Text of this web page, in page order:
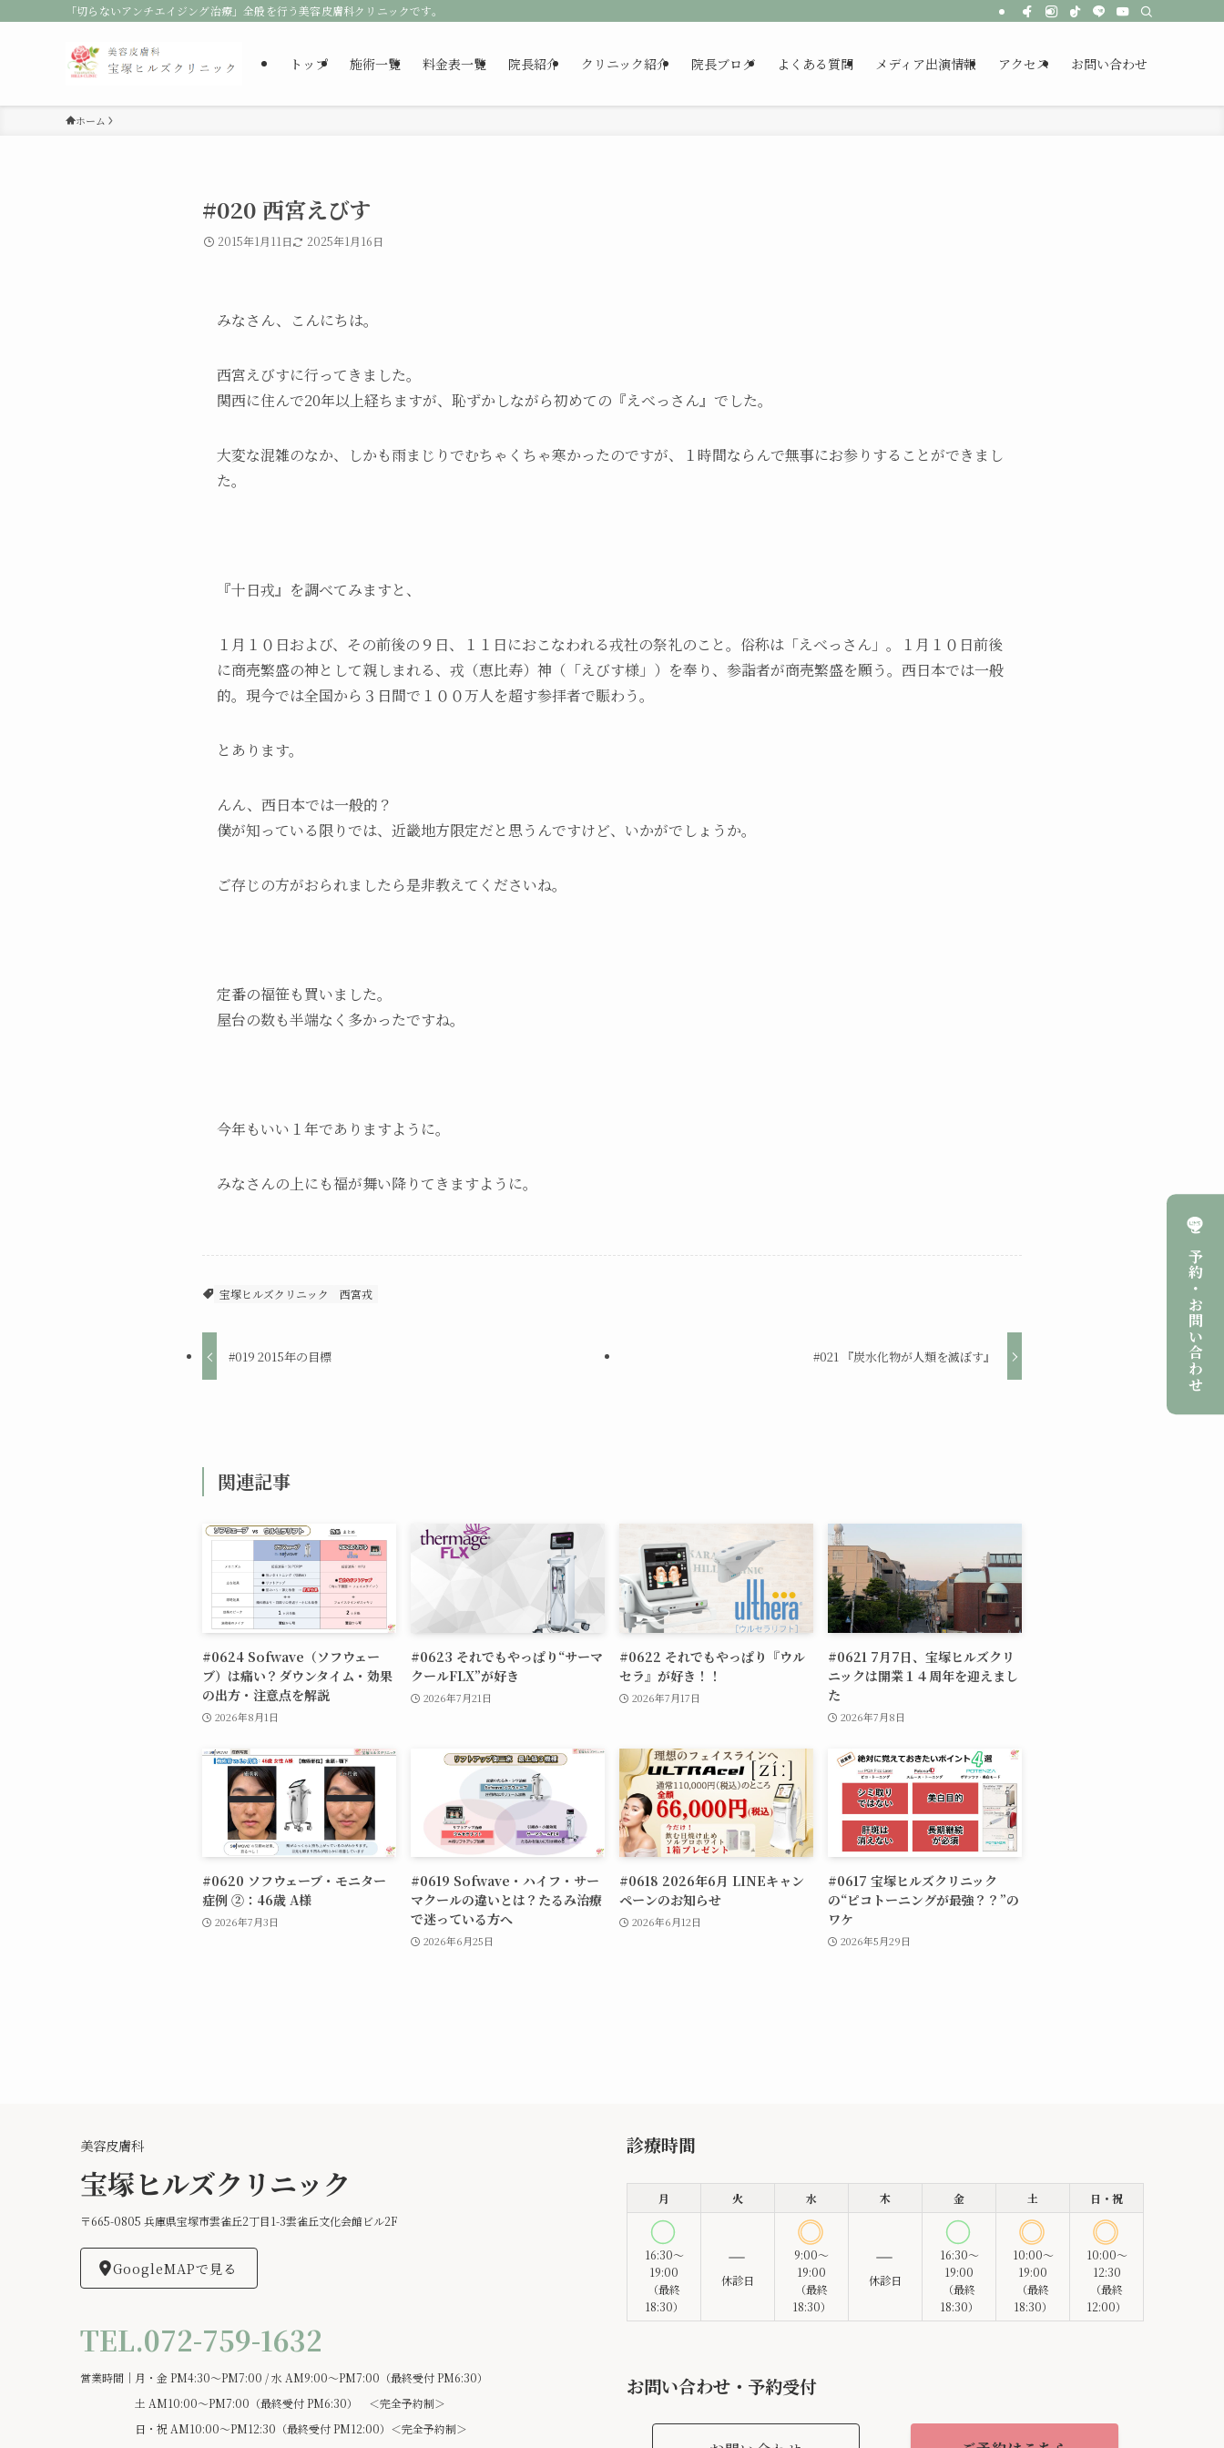
「切らないアンチエイジング治療」全般を行う美容皮膚科クリニックです。
トップ 施術一覧 料金表一覧 院長紹介 クリニック紹介 院長ブログ よくある質問 メディア出演情報 アクセス お問い合わせ
ホーム
#020 西宮えびす
2015年1月11日 2025年1月16日
みなさん、こんにちは。
西宮えびすに行ってきました。
関西に住んで20年以上経ちますが、恥ずかしながら初めての『えべっさん』でした。
大変な混雑のなか、しかも雨まじりでむちゃくちゃ寒かったのですが、１時間ならんで無事にお参りすることができまし
た。
『十日戎』を調べてみますと、
１月１０日および、その前後の９日、１１日におこなわれる戎社の祭礼のこと。俗称は「えべっさん」。１月１０日前後
に商売繁盛の神として親しまれる、戎（恵比寿）神（「えびす様」）を奉り、参詣者が商売繁盛を願う。西日本では一般
的。現今では全国から３日間で１００万人を超す参拝者で賑わう。
とあります。
んん、西日本では一般的？
僕が知っている限りでは、近畿地方限定だと思うんですけど、いかがでしょうか。
ご存じの方がおられましたら是非教えてくださいね。
定番の福笹も買いました。
屋台の数も半端なく多かったですね。
今年もいい１年でありますように。
みなさんの上にも福が舞い降りてきますように。
宝塚ヒルズクリニック 西宮戎
#019 2015年の目標 #021 『炭水化物が人類を滅ぼす』
関連記事
#0624 Sofwave（ソフウェー
ブ）は痛い？ダウンタイム・効果
の出方・注意点を解説
2026年8月1日
#0623 それでもやっぱり“サーマ
クールFLX”が好き
2026年7月21日
#0622 それでもやっぱり『ウル
セラ』が好き！！
2026年7月17日
#0621 7月7日、宝塚ヒルズクリ
ニックは開業１４周年を迎えまし
た
2026年7月8日
#0620 ソフウェーブ・モニター
症例 ②：46歳 A様
2026年7月3日
#0619 Sofwave・ハイフ・サー
マクールの違いとは？たるみ治療
で迷っている方へ
2026年6月25日
#0618 2026年6月 LINEキャン
ペーンのお知らせ
2026年6月12日
#0617 宝塚ヒルズクリニック
の“ピコトーニングが最強？？”の
ワケ
2026年5月29日
ご予約・お問い合わせ
美容皮膚科
宝塚ヒルズクリニック
〒665-0805 兵庫県宝塚市雲雀丘2丁目1-3雲雀丘文化会館ビル2F
GoogleMAPで見る
TEL.072-759-1632
営業時間｜月・金 PM4:30～PM7:00 / 水 AM9:00～PM7:00（最終受付 PM6:30）
土 AM10:00～PM7:00（最終受付 PM6:30） ＜完全予約制＞
日・祝 AM10:00～PM12:30（最終受付 PM12:00）＜完全予約制＞
診療時間
月 火 水 木 金 土 日・祝
16:30～
19:00
（最終
18:30）
休診日
9:00～
19:00
（最終
18:30）
休診日
16:30～
19:00
（最終
18:30）
10:00～
19:00
（最終
18:30）
10:00～
12:30
（最終
12:00）
お問い合わせ・予約受付